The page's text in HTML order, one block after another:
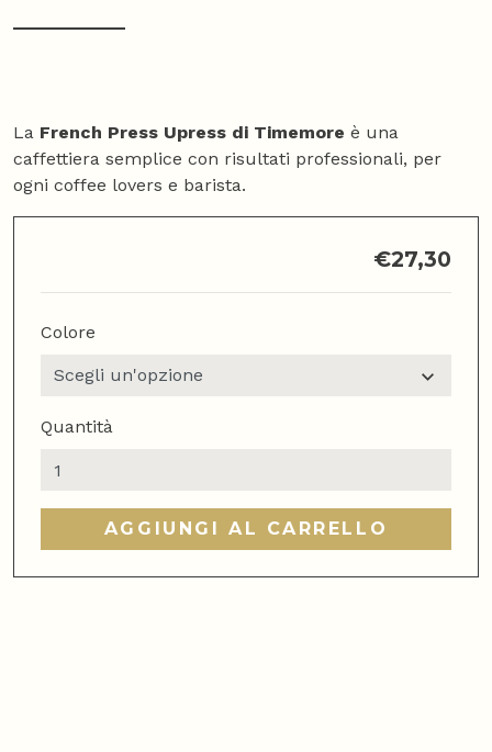
La French Press Upress di Timemore è una
caffettiera semplice con risultati professionali, per
ogni coffee lovers e barista.
€27,30
Colore
Quantità
French
Upress
quantità
AGGIUNGI AL CARRELLO